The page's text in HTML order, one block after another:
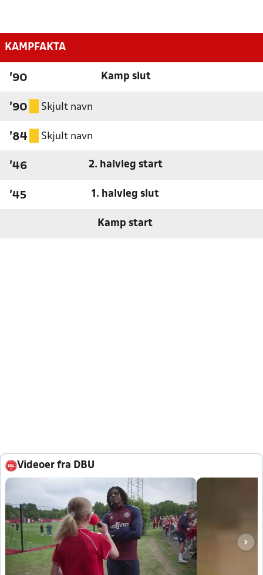
KAMPFAKTA
'90 Kamp slut
'90 Skjult navn
'84 Skjult navn
'46 2. halvleg start
'45 1. halvleg slut
Kamp start
Videoer fra DBU